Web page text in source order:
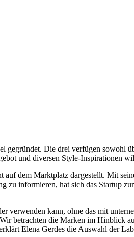
gegründet. Die drei verfügen
und diversen Style-Inspirationen
dem Marktplatz dargestellt. Mit
informieren, hat sich das Startup
kann, ohne das mit
betrachten die Marken im Hinblick
Elena Gerdes die Auswahl der